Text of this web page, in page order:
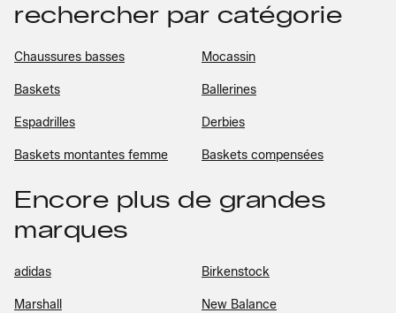
rechercher par catégorie
Chaussures basses Mocassin
Baskets Ballerines
Espadrilles Derbies
Baskets montantes femme Baskets compensées
Encore plus de grandes
marques
adidas Birkenstock
Marshall New Balance